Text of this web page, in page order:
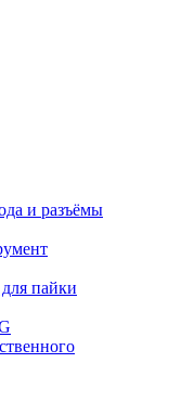
и разъёмы
пайки